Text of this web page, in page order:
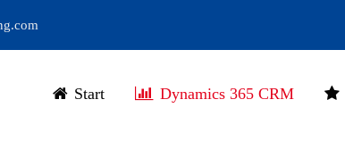
Start Dynamics 365 CRM